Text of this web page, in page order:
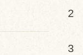
2
3